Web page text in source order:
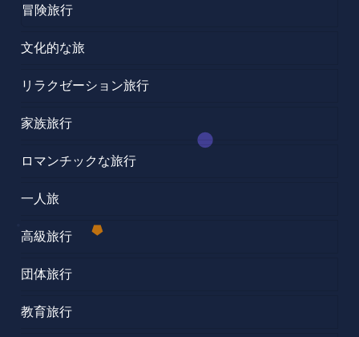
冒険旅行
文化的な旅
リラクゼーション旅行
家族旅行
ロマンチックな旅行
一人旅
高級旅行
団体旅行
教育旅行